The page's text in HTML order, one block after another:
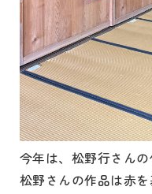
今年は、松野行さんの
松野さんの作品は赤